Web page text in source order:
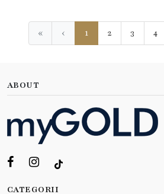
«
First
‹
Previous
1 2 3 4
ABOUT
CATEGORII